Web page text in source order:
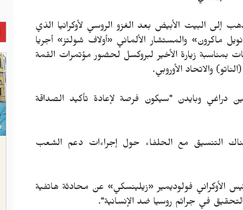
إلى البيت الأبيض بعد الغزو الروسي لأوكرانيا الذي
ماكرون» والمستشار الألماني «أولاف شولتز» أجريا
بمناسبة زيارة الأخير لبروكسل لحضور مؤتمرات القمة
والاتحاد الأوروبي.
دراغي وبايدن "سيكون فرصة لإعادة تأكيد الصداقة
التنسيق مع الحلفاء حول إجراءات دعم الشعب
فولوديمير «زيلينسكي» عن محادثة هاتفية
في جرائم روسيا ضد الإنسانية".